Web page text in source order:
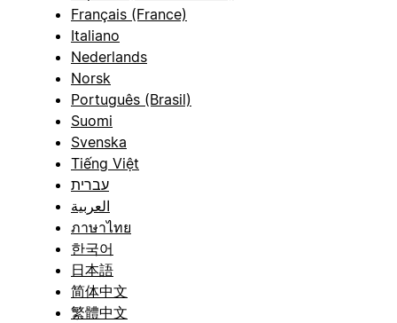
Français (France)
Italiano
Nederlands
Norsk
Português (Brasil)
Suomi
Svenska
Tiếng Việt
עברית
العربية
ภาษาไทย
한국어
日本語
简体中文
繁體中文